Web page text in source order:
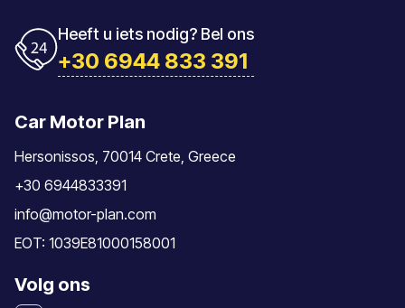
Heeft u iets nodig? Bel ons
+30 6944 833 391
Car Motor Plan
Hersonissos, 70014 Crete, Greece
+30 6944833391
info@motor-plan.com
EOT: 1039E81000158001
Volg ons